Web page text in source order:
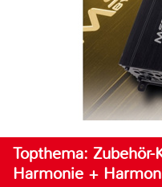
Topthema: Zubehör-
Harmonie +